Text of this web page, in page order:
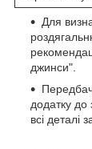
Для
джинси".
додатку до
всі деталі